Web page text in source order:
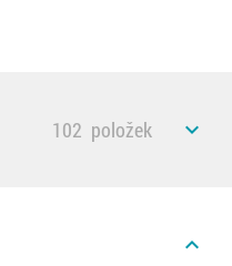
102 položek expand_less
expand_less